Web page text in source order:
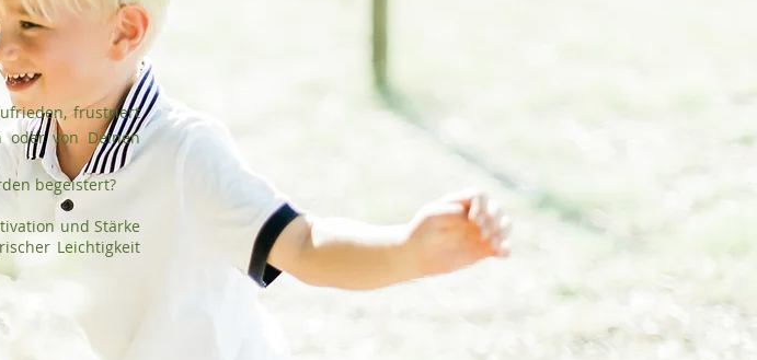
frustriert
oder von Deinen
begeistert?
und Stärke
Leichtigkeit